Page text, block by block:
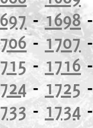
-1698
-1707
- 1716
- 1725
- 1734